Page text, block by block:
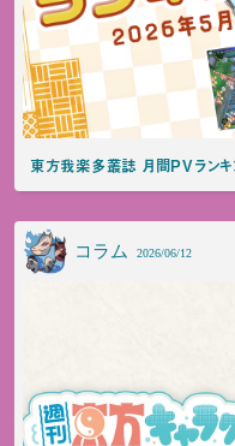
東方我楽多叢誌 月間PVランキ
コラム 2026/06/12